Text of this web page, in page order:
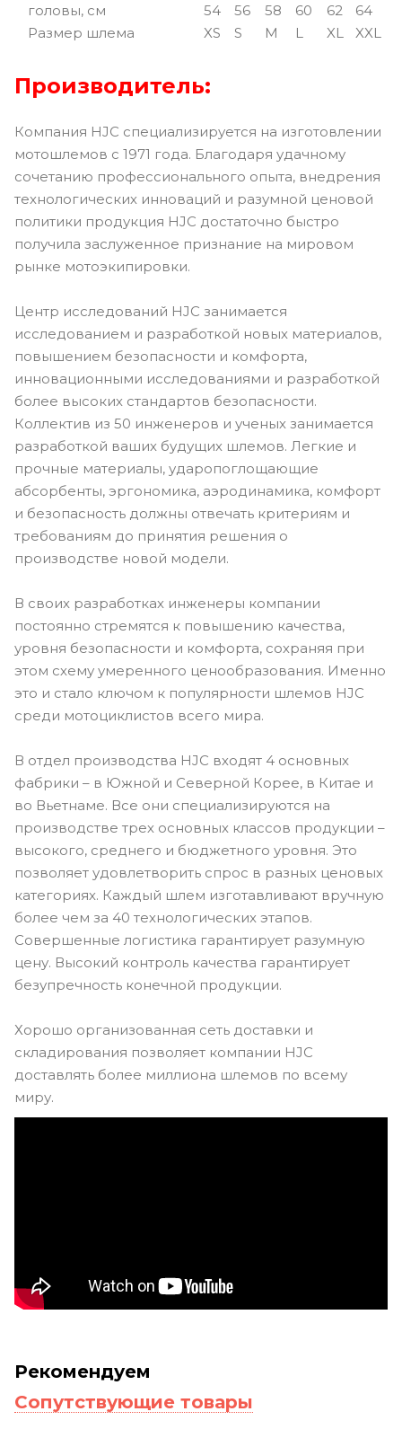
головы, см 54 56 58 60 62
64
Размер шлема
XS S M L XL XXL
Производитель:
Компания HJC специализируется на изготовлении
мотошлемов с 1971 года. Благодаря удачному
сочетанию профессионального опыта, внедрения
технологических инноваций и разумной ценовой
политики продукция HJC достаточно быстро
получила заслуженное признание на мировом
рынке мотоэкипировки.
Центр исследований HJC занимается
исследованием и разработкой новых материалов,
повышением безопасности и комфорта,
инновационными исследованиями и разработкой
более высоких стандартов безопасности.
Коллектив из 50 инженеров и ученых занимается
разработкой ваших будущих шлемов. Легкие и
прочные материалы, ударопоглощающие
абсорбенты, эргономика, аэродинамика, комфорт
и безопасность должны отвечать критериям и
требованиям до принятия решения о
производстве новой модели.
В своих разработках инженеры компании
постоянно стремятся к повышению качества,
уровня безопасности и комфорта, сохраняя при
этом схему умеренного ценообразования. Именно
это и стало ключом к популярности шлемов HJC
среди мотоциклистов всего мира.
В отдел производства HJC входят 4 основных
фабрики – в Южной и Северной Корее, в Китае и
во Вьетнаме. Все они специализируются на
производстве трех основных классов продукции –
высокого, среднего и бюджетного уровня. Это
позволяет удовлетворить спрос в разных ценовых
категориях. Каждый шлем изготавливают вручную
более чем за 40 технологических этапов.
Совершенные логистика гарантирует разумную
цену. Высокий контроль качества гарантирует
безупречность конечной продукции.
Хорошо организованная сеть доставки и
складирования позволяет компании HJC
доставлять более миллиона шлемов по всему
миру.
Рекомендуем
Сопутствующие товары